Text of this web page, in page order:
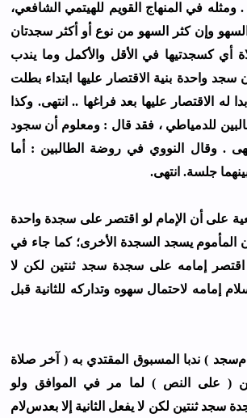
ﻓﻲ ﺍﻟﻤﻨﻬﺎﺝ ﺍﻟﻘﻮﻳﻢ ﻟﻠﻬﻴﺘﻤﻲ ﺍﻟﺸﺎﻓﻌﻲ،
ﻭﺇﻥ ﻛﺜﺮ ﺍﻟﺴﻬﻮ ﻣﻦ ﻧﻮﻉ ﺃﻭ ﺃﻛﺜﺮ ﺳﺠﺪﺗﺎﻥ
ﺃﻱ ﻛﺴﺠﺪﺗﻴﻬﺎ ﻓﻲ ﺍﻷﻗﻞ ﻭﺍﻷﻛﻤﻞ ﻭﻣﺎ ﻳﻨﺪﺏ
ﺳﺠﺪ ﻭﺍﺣﺪﺓ ﺑﻨﻴﺔ ﺍﻻﻗﺘﺼﺎﺭ ﻋﻠﻴﻬﺎ ﺍﺑﺘﺪﺍﺀ ﺑﻄﻠﺖ
ﻟﻪ ﺍﻻﻗﺘﺼﺎﺭ ﻋﻠﻴﻬﺎ ﺑﻌﺪ ﻓﺮﺍﻏﻬﺎ .. ﺍﻧﺘﻬﻰ. ﻭﻛﺬﺍ
ﻟﻠﺪﻣﻴﺎﻃﻲ ، ﻓﻘﺪ ﻗﺎﻝ : ﻭﻣﻌﻠﻮﻡ ﺃﻥ ﺳﺠﻮﺩ
. ﻭﻗﺎﻝ ﺍﻟﻨﻮﻭﻱ ﻓﻲ ﺭﻭﺿﺔ ﺍﻟﻄﺎﻟﺒﻴﻦ : ﺃﻣﺎ
ﺟﻠﺴﺔ. ﺍﻧﺘﻬﻰ.
ﻋﻠﻰ ﺃﻥ ﺍﻹﻣﺎﻡ ﻟﻮ ﺍﻗﺘﺼﺮ ﻋﻠﻰ ﺳﺠﺪﺓ ﻭﺍﺣﺪﺓ
ﻳﺴﺠﺪ ﺍﻟﺴﺠﺪﺓ ﺍﻷﺧﺮﻯ؛ ﻛﻤﺎ ﺟﺎﺀ ﻓﻲ
ﺍﻗﺘﺼﺮ ﺇﻣﺎﻣﻪ ﻋﻠﻰ ﺳﺠﺪﺓ ﺳﺠﺪ ﺛﻨﺘﻴﻦ ﻟﻜﻦ ﻻ
ﺳﻼﻡ ﺇﻣﺎﻣﻪ ﻻﺣﺘﻤﺎﻝ ﺳﻬﻮﻩ ﻭﺗﺪﺍﺭﻛﻪ ﻟﻠﺜﺎﻧﻴﺔ ﻗﺒﻞ
) ﻧﺪﺑﺎ ﺍﻟﻤﺴﺒﻮﻕ ﺍﻟﻤﻘﺘﺪﻱ ﺑﻪ ( ﺁﺧﺮ ﺻﻼﺓ
( ﻋﻠﻰ ﺍﻟﻨﺺ ) ﻟﻤﺎ ﻣﺮ ﻓﻲ ﺍﻟﻤﻮﺍﻓﻖ ﻭﻟﻮ
ﺳﺠﺪ ﺛﻨﺘﻴﻦ ﻟﻜﻦ ﻻ ﻳﻔﻌﻞ ﺍﻟﺜﺎﻧﻴﺔ ﺇﻻ ﺑﻌﺪﺱﻻﻡ